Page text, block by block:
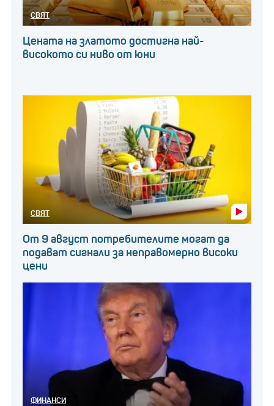
СВЯТ
Цената на златото достигна най-
високото си ниво от юни
СВЯТ
От 9 август потребителите могат да
подават сигнали за неправомерно високи
цени
ФИНАНСИ